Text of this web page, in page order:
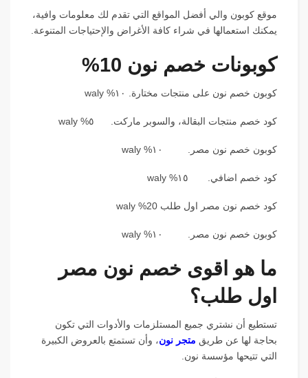
موقع كوبون والي أفضل المواقع التي تقدم لك معلومات وافية،
يمكنك استعمالها في شراء كافة الأغراض والإحتياجات المتنوعة.
كوبونات خصم نون 10%
كوبون خصم نون على منتجات مختارة. ١٠% waly
كود خصم منتجات البقالة، والسوبر ماركت. ٥% waly
كوبون خصم نون مصر. ١٠% waly
كود خصم اضافي. ١٥% waly
كود خصم نون مصر اول طلب 20% waly
كوبون خصم نون مصر. ١٠% waly
ما هو اقوى خصم نون مصر
اول طلب؟
تستطيع أن نشتري جميع المستلزمات والأدوات التي تكون
بحاجة لها عن طريق متجر نون، وأن تستمتع بالعروض الكبيرة
التي تتيحها مؤسسة نون.